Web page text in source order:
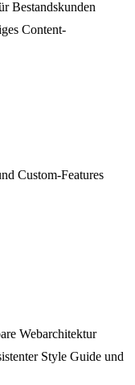
Bestandskunden
Content-
Custom-Features
Webarchitektur
Style Guide und